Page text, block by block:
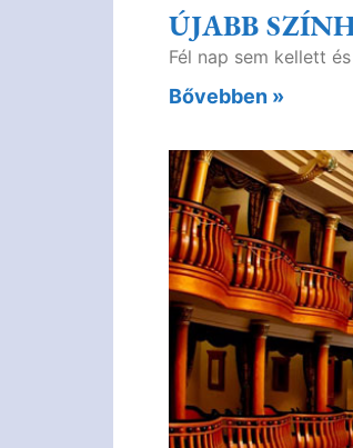
ÚJABB
Fél nap sem kellett
Bővebben »